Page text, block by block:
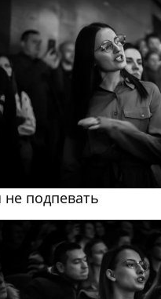
не подпевать